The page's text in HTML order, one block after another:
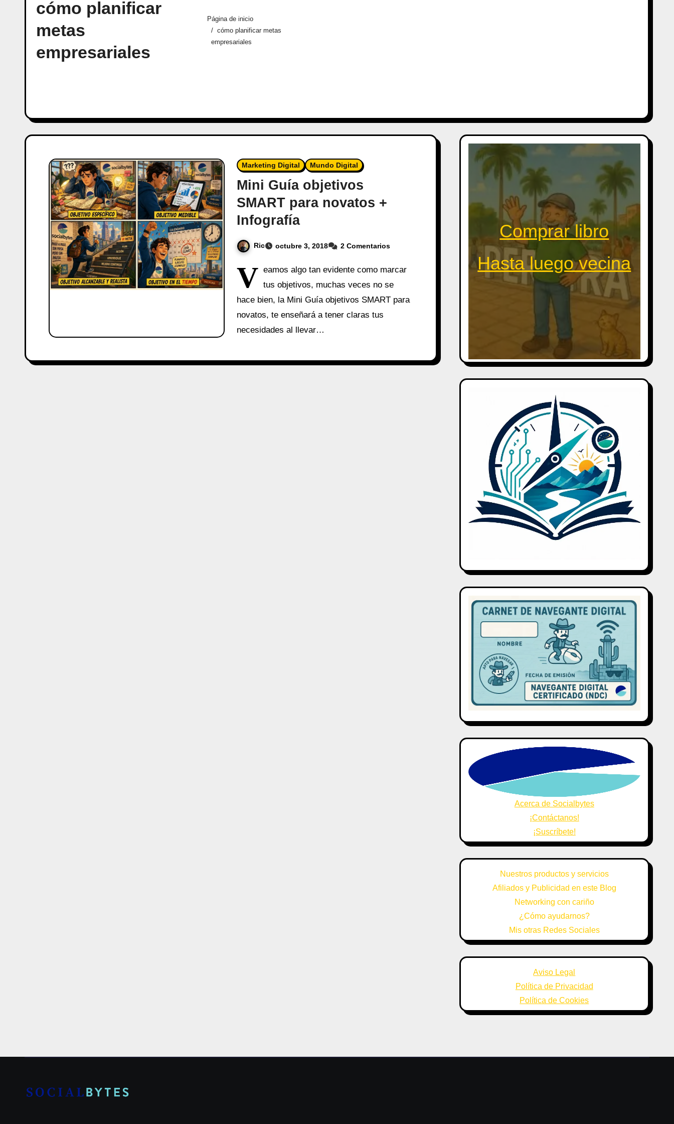
cómo planificar
metas
empresariales
Página de inicio
cómo planificar metas
empresariales
Marketing Digital Mundo Digital
Mini Guía objetivos
SMART para novatos +
Infografía
Ric octubre 3, 2018 2 Comentarios
V eamos algo tan evidente como marcar
tus objetivos, muchas veces no se
hace bien, la Mini Guía objetivos SMART para
novatos, te enseñará a tener claras tus
necesidades al llevar…
Comprar libro
Hasta luego vecina
Acerca de Socialbytes
¡Contáctanos!
¡Suscríbete!
Nuestros productos y servicios
Afiliados y Publicidad en este Blog
Networking con cariño
¿Cómo ayudarnos?
Mis otras Redes Sociales
Aviso Legal
Política de Privacidad
Política de Cookies